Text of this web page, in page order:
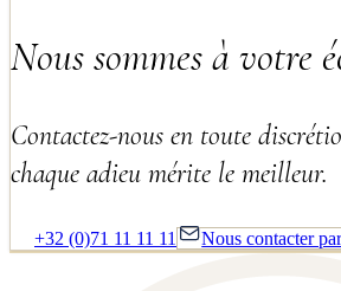
Nous sommes à votre
Contactez-nous en toute
chaque adieu mérite le meilleur.
+32 (0)71 11 11 11 Nous contacter